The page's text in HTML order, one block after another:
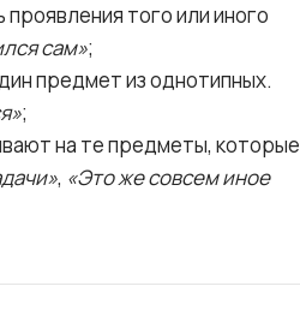
того или иного
сам»;
предмет из однотипных.
;
на те предметы, которые
, «Это же совсем иное